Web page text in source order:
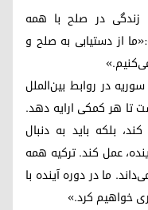
زندگی در صلح با همه
از دستیابی به صلح و
در روابط بین‌الملل
تا هر کمکی ارایه دهد.
بلکه باید به دنبال
عمل کند. ترکیه همه
ما در دوره آینده با
خواهیم کرد.»